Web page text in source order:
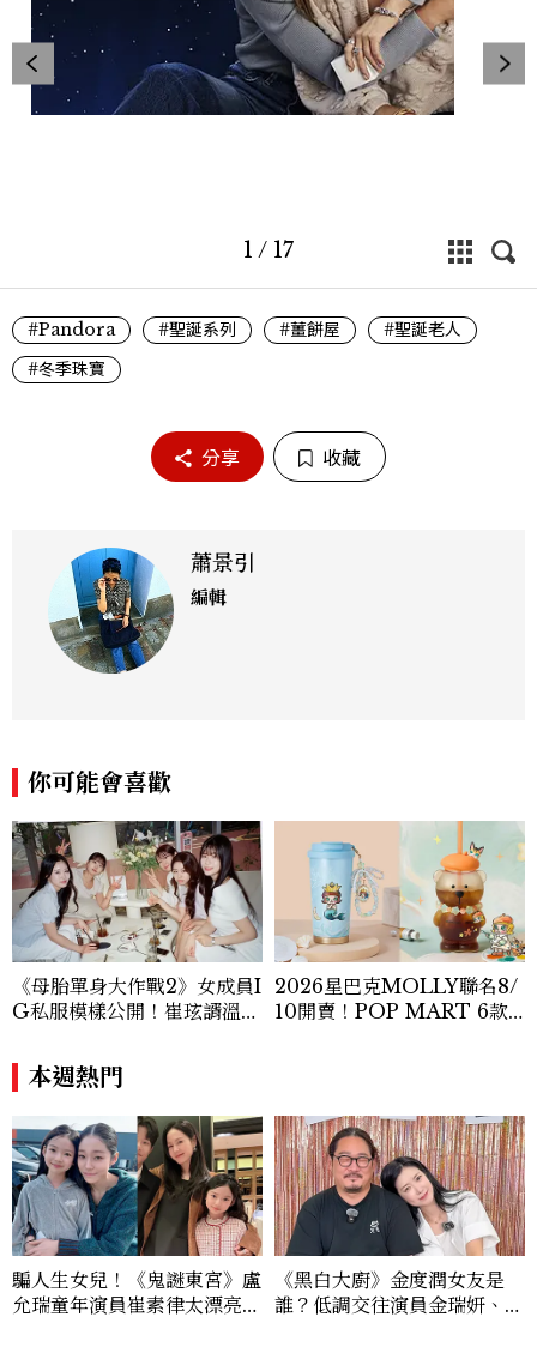
1 / 17
#Pandora #聖誕系列 #薑餅屋
#聖誕老人
#冬季珠寶
分享 收藏
蕭景引
編輯
你可能會喜歡
《母胎單身大作戰2》女成員I
G私服模樣公開！崔玹諝溫柔
低調千金？
2026星巴克MOLLY聯名8/
10開賣！POP MART 6款
本週熱門
騙人生女兒！《鬼謎東宮》盧
允瑞童年演員崔素律太漂亮！
《黑白大廚》金度潤女友是
誰？低調交往演員金瑞妍、曾